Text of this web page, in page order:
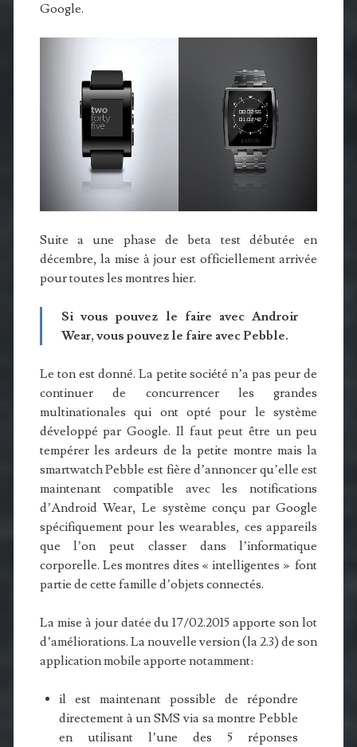
Google.
Suite a une phase de beta test débutée en
décembre, la mise à jour est officiellement arrivée
pour toutes les montres hier.
Si vous pouvez le faire avec Androir
Wear, vous pouvez le faire avec Pebble.
Le ton est donné. La petite société n’a pas peur de
continuer de concurrencer les grandes
multinationales qui ont opté pour le système
développé par Google. Il faut peut être un peu
tempérer les ardeurs de la petite montre mais la
smartwatch Pebble est fière d’annoncer qu’elle est
maintenant compatible avec les notifications
d’Android Wear, Le système conçu par Google
spécifiquement pour les wearables, ces appareils
que l’on peut classer dans l’informatique
corporelle. Les montres dites « intelligentes » font
partie de cette famille d’objets connectés.
La mise à jour datée du 17/02.2015 apporte son lot
d’améliorations. La nouvelle version (la 2.3) de son
application mobile apporte notamment:
il est maintenant possible de répondre
directement à un SMS via sa montre Pebble
en utilisant l’une des 5 réponses